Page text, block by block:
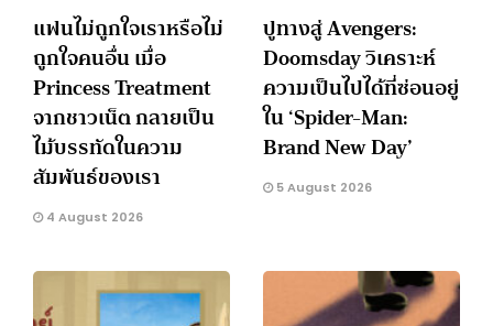
แฟนไม่ถูกใจเราหรือไม่
ถูกใจคนอื่น เมื่อ
Princess Treatment
จากชาวเน็ต กลายเป็น
ไม้บรรทัดในความ
สัมพันธ์ของเรา
4 August 2026
ปูทางสู่ Avengers:
Doomsday วิเคราะห์
ความเป็นไปได้ที่ซ่อนอยู่
ใน ‘Spider-Man:
Brand New Day’
5 August 2026